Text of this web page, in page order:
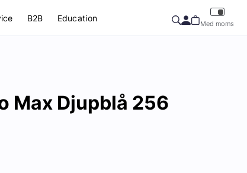
B2B Education
Med moms
Max Djupblå 256